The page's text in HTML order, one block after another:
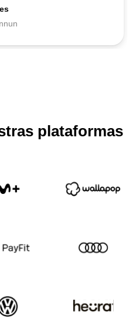
plataformas